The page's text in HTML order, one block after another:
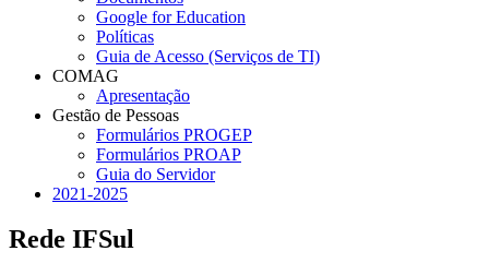
Google for Education
Políticas
Guia de Acesso (Serviços de TI)
COMAG
Apresentação
Gestão de Pessoas
Formulários PROGEP
Formulários PROAP
Guia do Servidor
2021-2025
Rede IFSul